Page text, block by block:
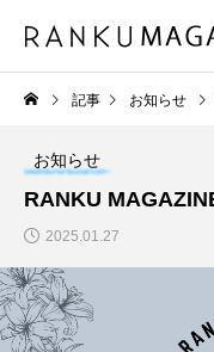
インタビュー リリー
NEW POST カ
記事 お知らせ
お知らせ
RANKU
2025.01.27